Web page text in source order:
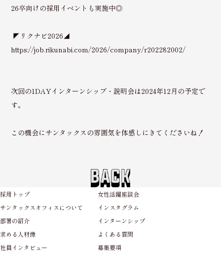
26卒向けの採用イベントも実施中◎
◤リクナビ2026◢
https://job.rikunabi.com/2026/company/r202282002/
次回の1DAYインターンシップ・説明会は2024年12月の予定で
す。
この機会にサンタックスの雰囲気を体感しにきてくださいね！
採用トップ
サンタックスオフィスについて
部署の紹介
求める人材像
社員インタビュー
女性活躍座談会
インスタグラム
インターンシップ
よくある質問
募集要項